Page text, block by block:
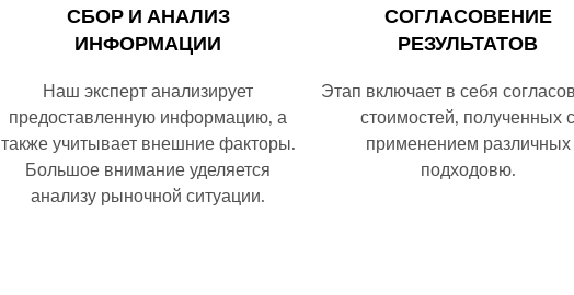
СБОР И АНАЛИЗ
ИНФОРМАЦИИ
Наш эксперт анализирует
предоставленную информацию, а
также учитывает внешние факторы.
Большое внимание уделяется
анализу рыночной ситуации.
СОГЛАСОВЕНИЕ
РЕЗУЛЬТАТОВ
Этап включает в себя
стоимостей, полученных с
применением различных
подходовю.